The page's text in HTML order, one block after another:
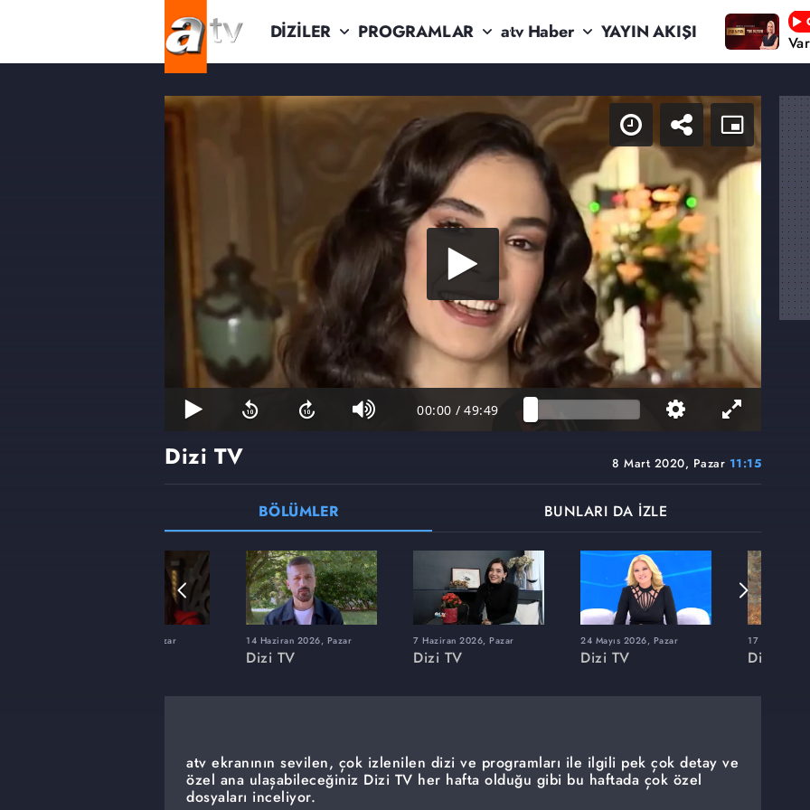
DİZİLER PROGRAMLAR atv Haber YAYIN AKIŞI
00:00 / 49:49
8 Mart 2020, Pazar 11:15
Dizi TV
BÖLÜMLER BUNLARI DA İZLE
22 Şubat 2026, Pazar 14 Haziran 2026, Pazar
Dizi TV
7 Haziran 2026, Pazar
Dizi TV
24 Mayıs 2026, Pazar
Dizi TV
17 Mayıs
Dizi TV
atv ekranının sevilen, çok izlenilen dizi ve programları ile ilgili pek çok detay ve
özel ana ulaşabileceğiniz Dizi TV her hafta olduğu gibi bu haftada çok özel
dosyaları inceliyor.